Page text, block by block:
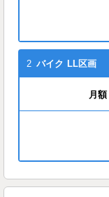
2 バイク LL区画
月額